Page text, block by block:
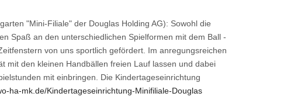
"Mini-Filiale" der Douglas Holding AG): Sowohl die
Spaß an den unterschiedlichen Spielformen mit dem Ball -
von uns sportlich gefördert. Im anregungsreichen
mit den kleinen Handbällen freien Lauf lassen und dabei
mit einbringen. Die Kindertageseinrichtung
ha-mk.de/Kindertageseinrichtung-Minifiliale-Douglas